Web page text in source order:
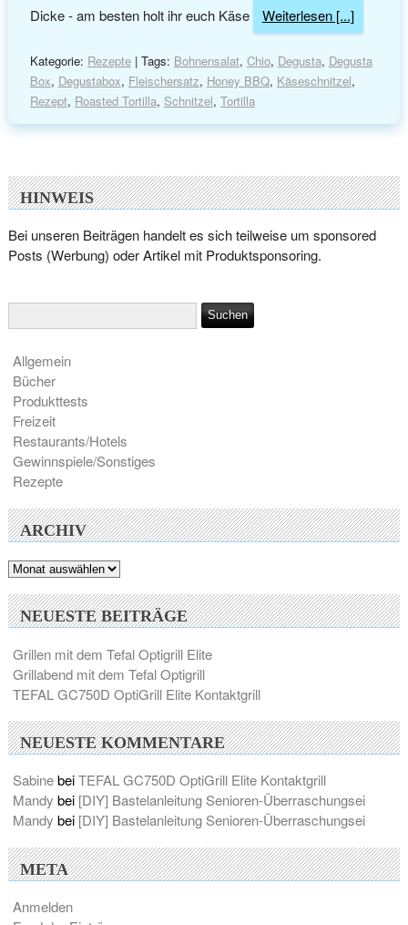
Dicke - am besten holt ihr euch Käse
Weiterlesen [...]
Kategorie: Rezepte| Tags: Bohnensalat, Chio, Degusta, Degusta
Box, Degustabox, Fleischersatz, Honey BBQ, Käseschnitzel,
Rezept, Roasted Tortilla, Schnitzel, Tortilla
HINWEIS
Bei unseren Beiträgen handelt es sich teilweise um sponsored
Posts (Werbung) oder Artikel mit Produktsponsoring.
Allgemein
Bücher
Produkttests
Freizeit
Restaurants/Hotels
Gewinnspiele/Sonstiges
Rezepte
ARCHIV
Archiv
NEUESTE BEITRÄGE
Grillen mit dem Tefal Optigrill Elite
Grillabend mit dem Tefal Optigrill
TEFAL GC750D OptiGrill Elite Kontaktgrill
NEUESTE KOMMENTARE
SabinebeiTEFAL GC750D OptiGrill Elite Kontaktgrill
Mandy bei [DIY] Bastelanleitung Senioren-Überraschungsei
Mandy bei [DIY] Bastelanleitung Senioren-Überraschungsei
META
Anmelden